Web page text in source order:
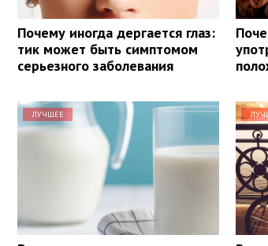
Почему иногда дергается глаз:
тик может быть симптомом
серьезного заболевания
ЛУЧШЕЕ